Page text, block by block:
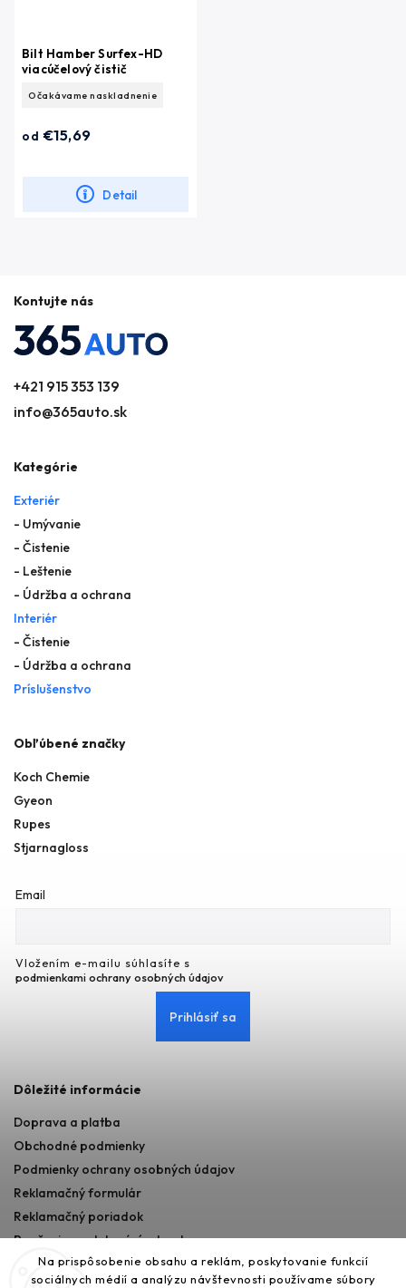
Na prispôsobenie obsahu a reklám, poskytovanie funkcií
sociálnych médií a analýzu návštevnosti používame súbory
Bilt Hamber Surfex-HD
viacúčelový čistič
Očakávame naskladnenie
od €15,69
Detail
Kontujte nás
+421 915 353 139
info@365auto.sk
Kategórie
Exteriér
- Umývanie
- Čistenie
- Leštenie
- Údržba a ochrana
Interiér
- Čistenie
- Údržba a ochrana
Príslušenstvo
Obľúbené značky
Koch Chemie
Gyeon
Rupes
Stjarnagloss
Email
Vložením e-mailu súhlasíte s
podmienkami ochrany osobných údajov
Prihlásiť sa
Dôležité informácie
Doprava a platba
Obchodné podmienky
Podmienky ochrany osobných údajov
Reklamačný formulár
Reklamačný poriadok
Poučenie o odstupéní od zmluvy